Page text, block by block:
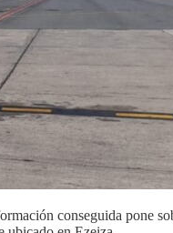
conseguida pone